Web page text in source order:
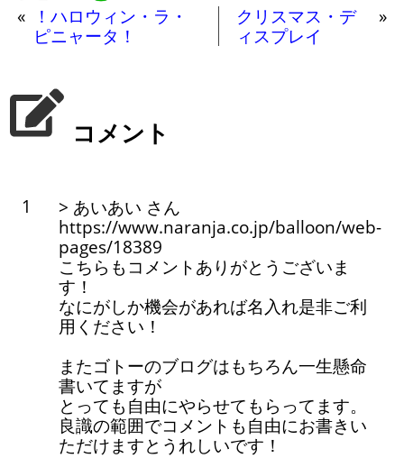
«
！ハロウィン・ラ・
ピニャータ！
クリスマス・デ
ィスプレイ
»
コメント
1
> あいあい さん
https://www.naranja.co.jp/balloon/web-
pages/18389
こちらもコメントありがとうございま
す！
なにがしか機会があれば名入れ是非ご利
用ください！
またゴトーのブログはもちろん一生懸命
書いてますが
とっても自由にやらせてもらってます。
良識の範囲でコメントも自由にお書きい
ただけますとうれしいです！